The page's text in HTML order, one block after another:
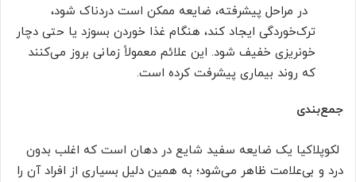
در مراحل پیشرفته، ضایعه ممکن است دردناک شود،
ترک‌خوردگی ایجاد کند، هنگام غذا خوردن بسوزد یا حتی دچار
خونریزی خفیف شود. این علائم معمولاً زمانی بروز می‌کنند
که روند بیماری پیشرفت کرده است.
جمع‌بندی
لکوپلاکیا یک ضایعه سفید شایع در دهان است که اغلب بدون
درد و بی‌علامت ظاهر می‌شود؛ به همین دلیل بسیاری از افراد آن را